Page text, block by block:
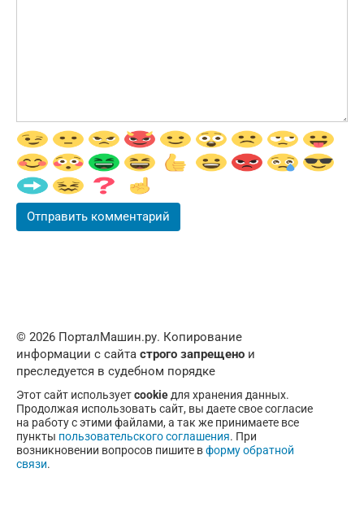
© 2026 ПорталМашин.ру. Копирование
информации с сайта строго запрещено и
преследуется в судебном порядке
Этот сайт используетcookieдля хранения данных.
Продолжая использовать сайт, вы даете свое согласие
на работу с этими файлами, а так же принимаете все
пункты пользовательского соглашения. При
возникновении вопросов пишите вформу обратной
связи.